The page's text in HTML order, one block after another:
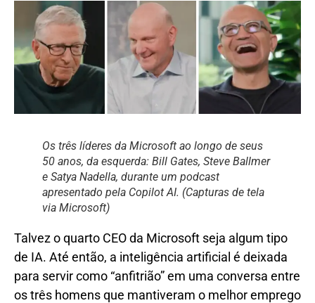
Os três líderes da Microsoft ao longo de seus
50 anos, da esquerda: Bill Gates, Steve Ballmer
e Satya Nadella, durante um podcast
apresentado pela Copilot AI. (Capturas de tela
via Microsoft)
Talvez o quarto CEO da Microsoft seja algum tipo
de IA. Até então, a inteligência artificial é deixada
para servir como “anfitrião” em uma conversa entre
os três homens que mantiveram o melhor emprego